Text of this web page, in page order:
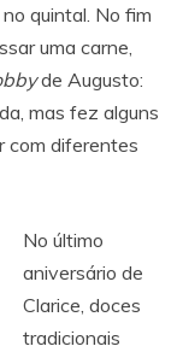
quintal. No fim
uma carne,
de Augusto:
mas fez alguns
com diferentes
No último
aniversário de
Clarice, doces
tradicionais